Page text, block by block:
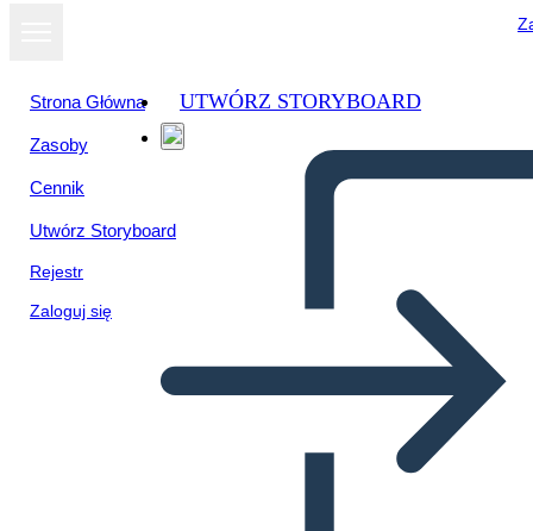
Strona Główna
Zasoby
Cennik
Utwórz Storyboard
Rejestr
Zaloguj się
UTWÓRZ STORYBOARD
Twitter Post-2